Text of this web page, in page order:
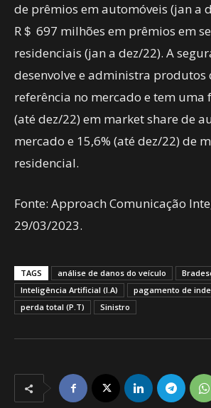
de prêmios em automóveis (jan a
R＄ 697 milhões em prêmios em
residenciais (jan a dez/22). A
desenvolve e administra produtos
referência no mercado e tem uma
(até dez/22) em market share de
mercado e 15,6% (até dez/22) de
residencial.
Fonte: Approach Comunicação
29/03/2023.
TAGS análise de danos do veículo
Inteligência Artificial (I.A)
pagamento de
perda total (P.T)
Sinistro